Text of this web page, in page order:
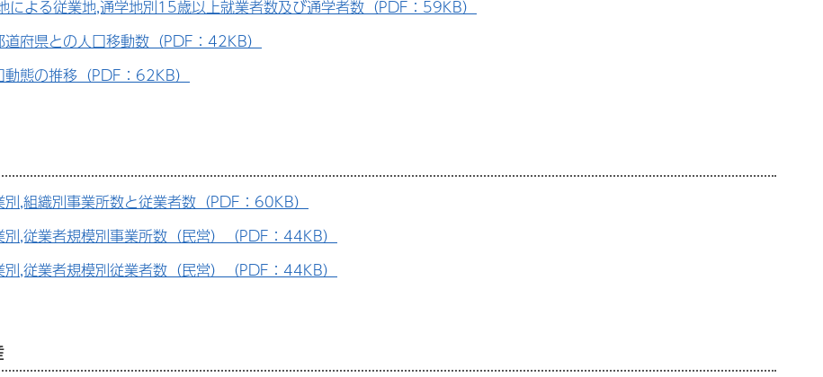
による従業地,通学地別15歳以上就業者数及び通学者数（PDF：59KB）
道府県との人口移動数（PDF：42KB）
動態の推移（PDF：62KB）
別,組織別事業所数と従業者数（PDF：60KB）
別,従業者規模別事業所数（民営）（PDF：44KB）
別,従業者規模別従業者数（民営）（PDF：44KB）